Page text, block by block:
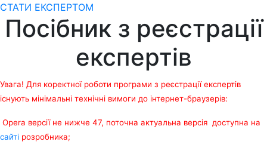
СТАТИ ЕКСПЕРТОМ
Посібник з реєстрації
експертів
Увага! Для коректної роботи програми з реєстрації експертів
існують мінімальні технічні вимоги до інтернет-браузерів:
Opera версії не нижче 47, поточна актуальна версія доступна на
сайті розробника;